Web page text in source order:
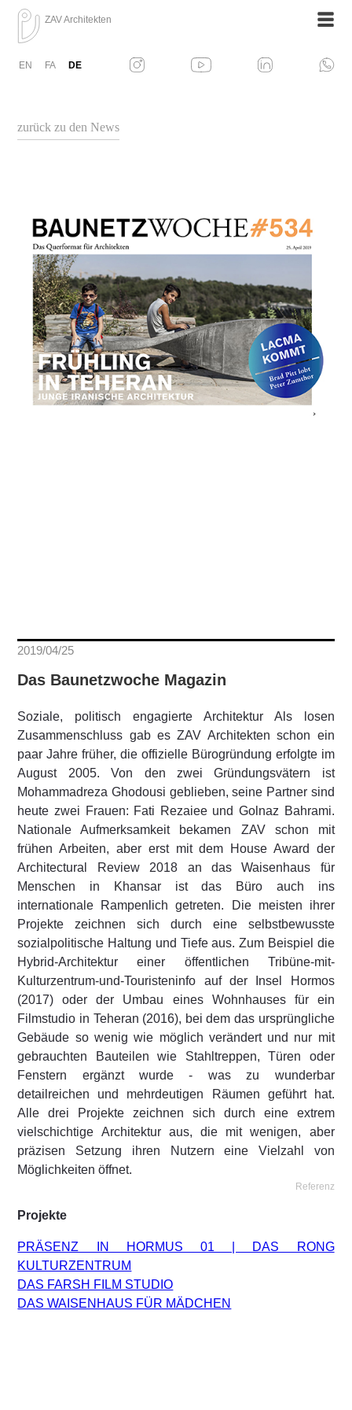
ZAV Architekten
EN FA DE
zurück zu den News
2019/04/25
Das Baunetzwoche Magazin
Soziale, politisch engagierte Architektur Als losen
Zusammenschluss gab es ZAV Architekten schon ein
paar Jahre früher, die offizielle Bürogründung erfolgte im
August 2005. Von den zwei Gründungsvätern ist
Mohammadreza Ghodousi geblieben, seine Partner sind
heute zwei Frauen: Fati Rezaiee und Golnaz Bahrami.
Nationale Aufmerksamkeit bekamen ZAV schon mit
frühen Arbeiten, aber erst mit dem House Award der
Architectural Review 2018 an das Waisenhaus für
Menschen in Khansar ist das Büro auch ins
internationale Rampenlich getreten. Die meisten ihrer
Projekte zeichnen sich durch eine selbstbewusste
sozialpolitische Haltung und Tiefe aus. Zum Beispiel die
Hybrid-Architektur einer öffentlichen Tribüne-mit-
Kulturzentrum-und-Touristeninfo auf der Insel Hormos
(2017) oder der Umbau eines Wohnhauses für ein
Filmstudio in Teheran (2016), bei dem das ursprüngliche
Gebäude so wenig wie möglich verändert und nur mit
gebrauchten Bauteilen wie Stahltreppen, Türen oder
Fenstern ergänzt wurde - was zu wunderbar
detailreichen und mehrdeutigen Räumen geführt hat.
Alle drei Projekte zeichnen sich durch eine extrem
vielschichtige Architektur aus, die mit wenigen, aber
präzisen Setzung ihren Nutzern eine Vielzahl von
Möglichkeiten öffnet.
Referenz
Projekte
PRÄSENZ IN HORMUS 01 | DAS RONG
KULTURZENTRUM
DAS FARSH FILM STUDIO
DAS WAISENHAUS FÜR MÄDCHEN